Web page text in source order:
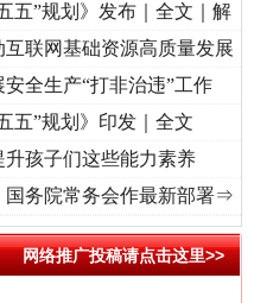
进复兴征程丨“转折之城”激荡..
五”规划》发布｜全文｜解
互联网基础资源高质量发展
全生产“打非治违”工作
五”规划》印发｜全文
孩子们这些能力素养
国务院常务会作最新部署⇒
网络推广投稿请点击这里>>